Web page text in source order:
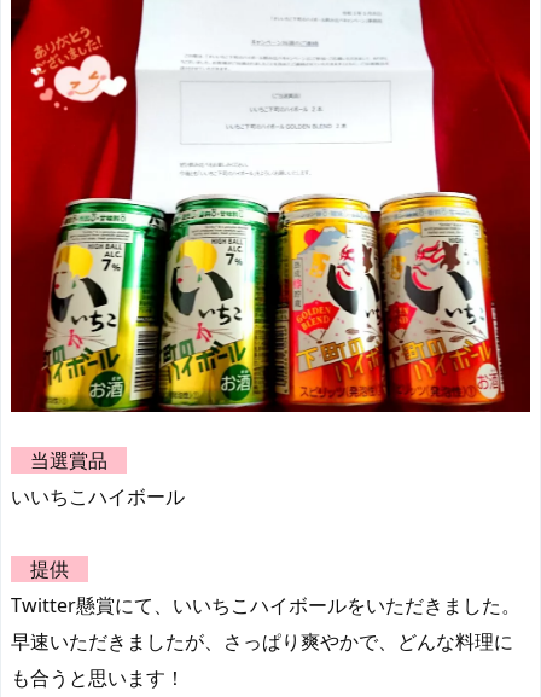
当選賞品
いいちこハイボール
提供
Twitter懸賞にて、いいちこハイボールをいただきました。
早速いただきましたが、さっぱり爽やかで、どんな料理に
も合うと思います！